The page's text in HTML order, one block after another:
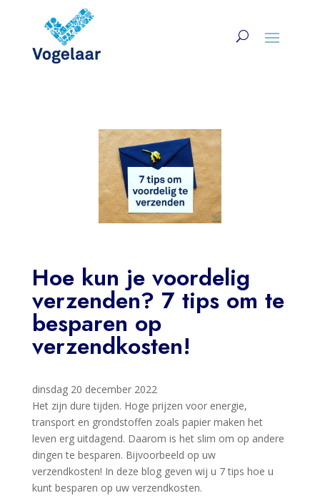
Hoe kun je voordelig
verzenden? 7 tips om te
besparen op
verzendkosten!
dinsdag 20 december 2022
Het zijn dure tijden. Hoge prijzen voor energie,
transport en grondstoffen zoals papier maken het
leven erg uitdagend. Daarom is het slim om op andere
dingen te besparen. Bijvoorbeeld op uw
verzendkosten! In deze blog geven wij u 7 tips hoe u
kunt besparen op uw verzendkosten.